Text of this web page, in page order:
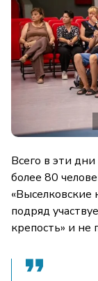
Всего в эти дни
более 80
подряд
крепость» и не